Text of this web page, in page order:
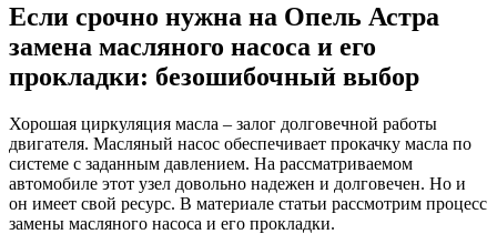
Если срочно нужна на Опель Астра
замена масляного насоса и его
прокладки: безошибочный выбор
Хорошая циркуляция масла – залог долговечной работы
двигателя. Масляный насос обеспечивает прокачку масла по
системе с заданным давлением. На рассматриваемом
автомобиле этот узел довольно надежен и долговечен. Но и
он имеет свой ресурс. В материале статьи рассмотрим процесс
замены масляного насоса и его прокладки.